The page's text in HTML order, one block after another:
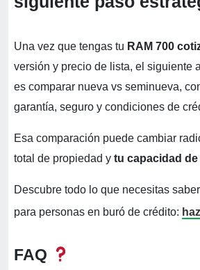
Una vez que tengas tu RAM 700
versión y precio de lista, el siguiente
es comparar nueva vs seminueva,
garantía, seguro y condiciones de
Esa comparación puede cambiar
total de propiedad y tu capacidad
Descubre todo lo que necesitas
para personas en buró de crédito:
FAQ